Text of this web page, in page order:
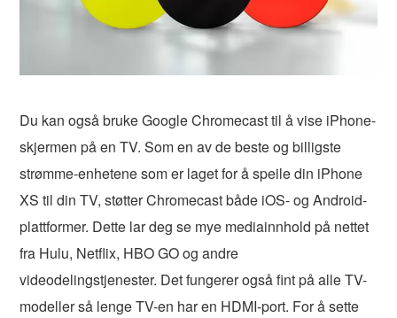
Du kan også bruke Google Chromecast til å vise iPhone-
skjermen på en TV. Som en av de beste og billigste
strømme-enhetene som er laget for å speile din iPhone
XS til din TV, støtter Chromecast både iOS- og Android-
plattformer. Dette lar deg se mye mediainnhold på nettet
fra Hulu, Netflix, HBO GO og andre
videodelingstjenester. Det fungerer også fint på alle TV-
modeller så lenge TV-en har en HDMI-port. For å sette